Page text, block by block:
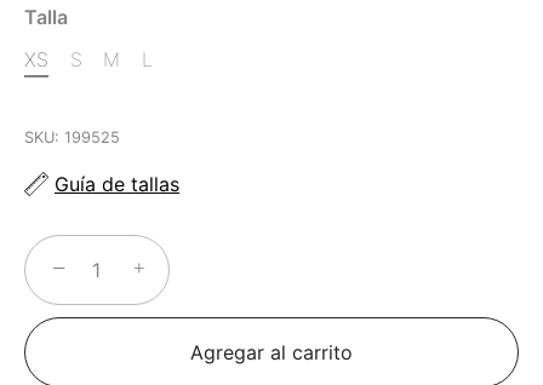
Talla
XS
S M L
SKU: 199525
Guía de tallas
− +
Agregar al carrito